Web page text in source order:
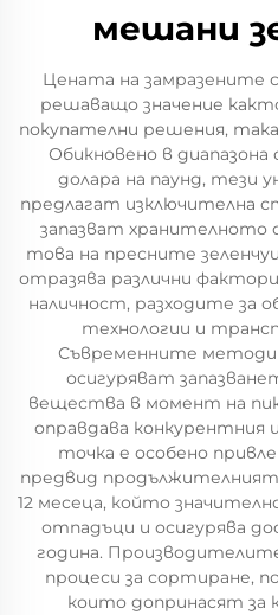
мешани
Цената на замразените
решаващо значение
покупателни решения,
Обикновено в
долара на паунд, тези
предлагат изключителна
запазват хранителното
това на пресните
отразява различни
наличност, разходите за
технологии и
Съвременните методи
осигуряват
вещества в момент на
оправдава конкурентния
точка е особено
предвид
12 месеца, който
отпадъци и осигурява
година.
процеси за сортиране,
които допринасят за